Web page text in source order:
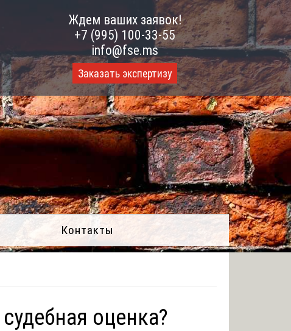
Ждем ваших заявок!
+7 (995) 100-33-55
info@fse.ms
Заказать экспертизу
Контакты
оценка?